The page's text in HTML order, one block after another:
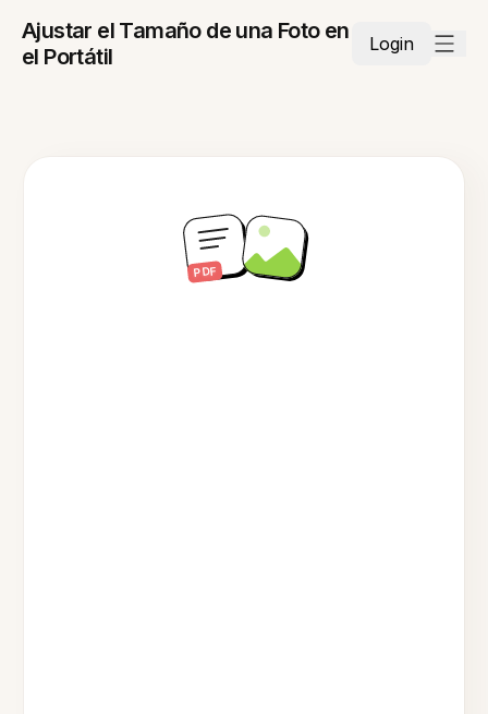
Ajustar el Tamaño de una Foto en
el Portátil
Login